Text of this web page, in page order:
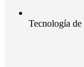
Tecnología